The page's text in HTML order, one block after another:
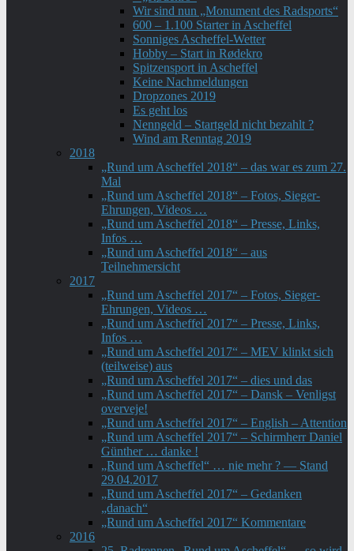
Wir sind nun „Monument des Radsports“
600 – 1.100 Starter in Ascheffel
Sonniges Ascheffel-Wetter
Hobby – Start in Rødekro
Spitzensport in Ascheffel
Keine Nachmeldungen
Dropzones 2019
Es geht los
Nenngeld – Startgeld nicht bezahlt ?
Wind am Renntag 2019
2018
„Rund um Ascheffel 2018“ – das war es zum 27.
Mal
„Rund um Ascheffel 2018“ – Fotos, Sieger-
Ehrungen, Videos …
„Rund um Ascheffel 2018“ – Presse, Links,
Infos …
„Rund um Ascheffel 2018“ – aus
Teilnehmersicht
2017
„Rund um Ascheffel 2017“ – Fotos, Sieger-
Ehrungen, Videos …
„Rund um Ascheffel 2017“ – Presse, Links,
Infos …
„Rund um Ascheffel 2017“ – MEV klinkt sich
(teilweise) aus
„Rund um Ascheffel 2017“ – dies und das
„Rund um Ascheffel 2017“ – Dansk – Venligst
overveje!
„Rund um Ascheffel 2017“ – English – Attention
„Rund um Ascheffel 2017“ – Schirmherr Daniel
Günther … danke !
„Rund um Ascheffel“ … nie mehr ? — Stand
29.04.2017
„Rund um Ascheffel 2017“ – Gedanken
„danach“
„Rund um Ascheffel 2017“ Kommentare
2016